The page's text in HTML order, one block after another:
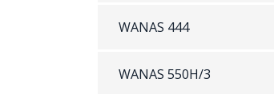
WANAS 444
WANAS 550H/3